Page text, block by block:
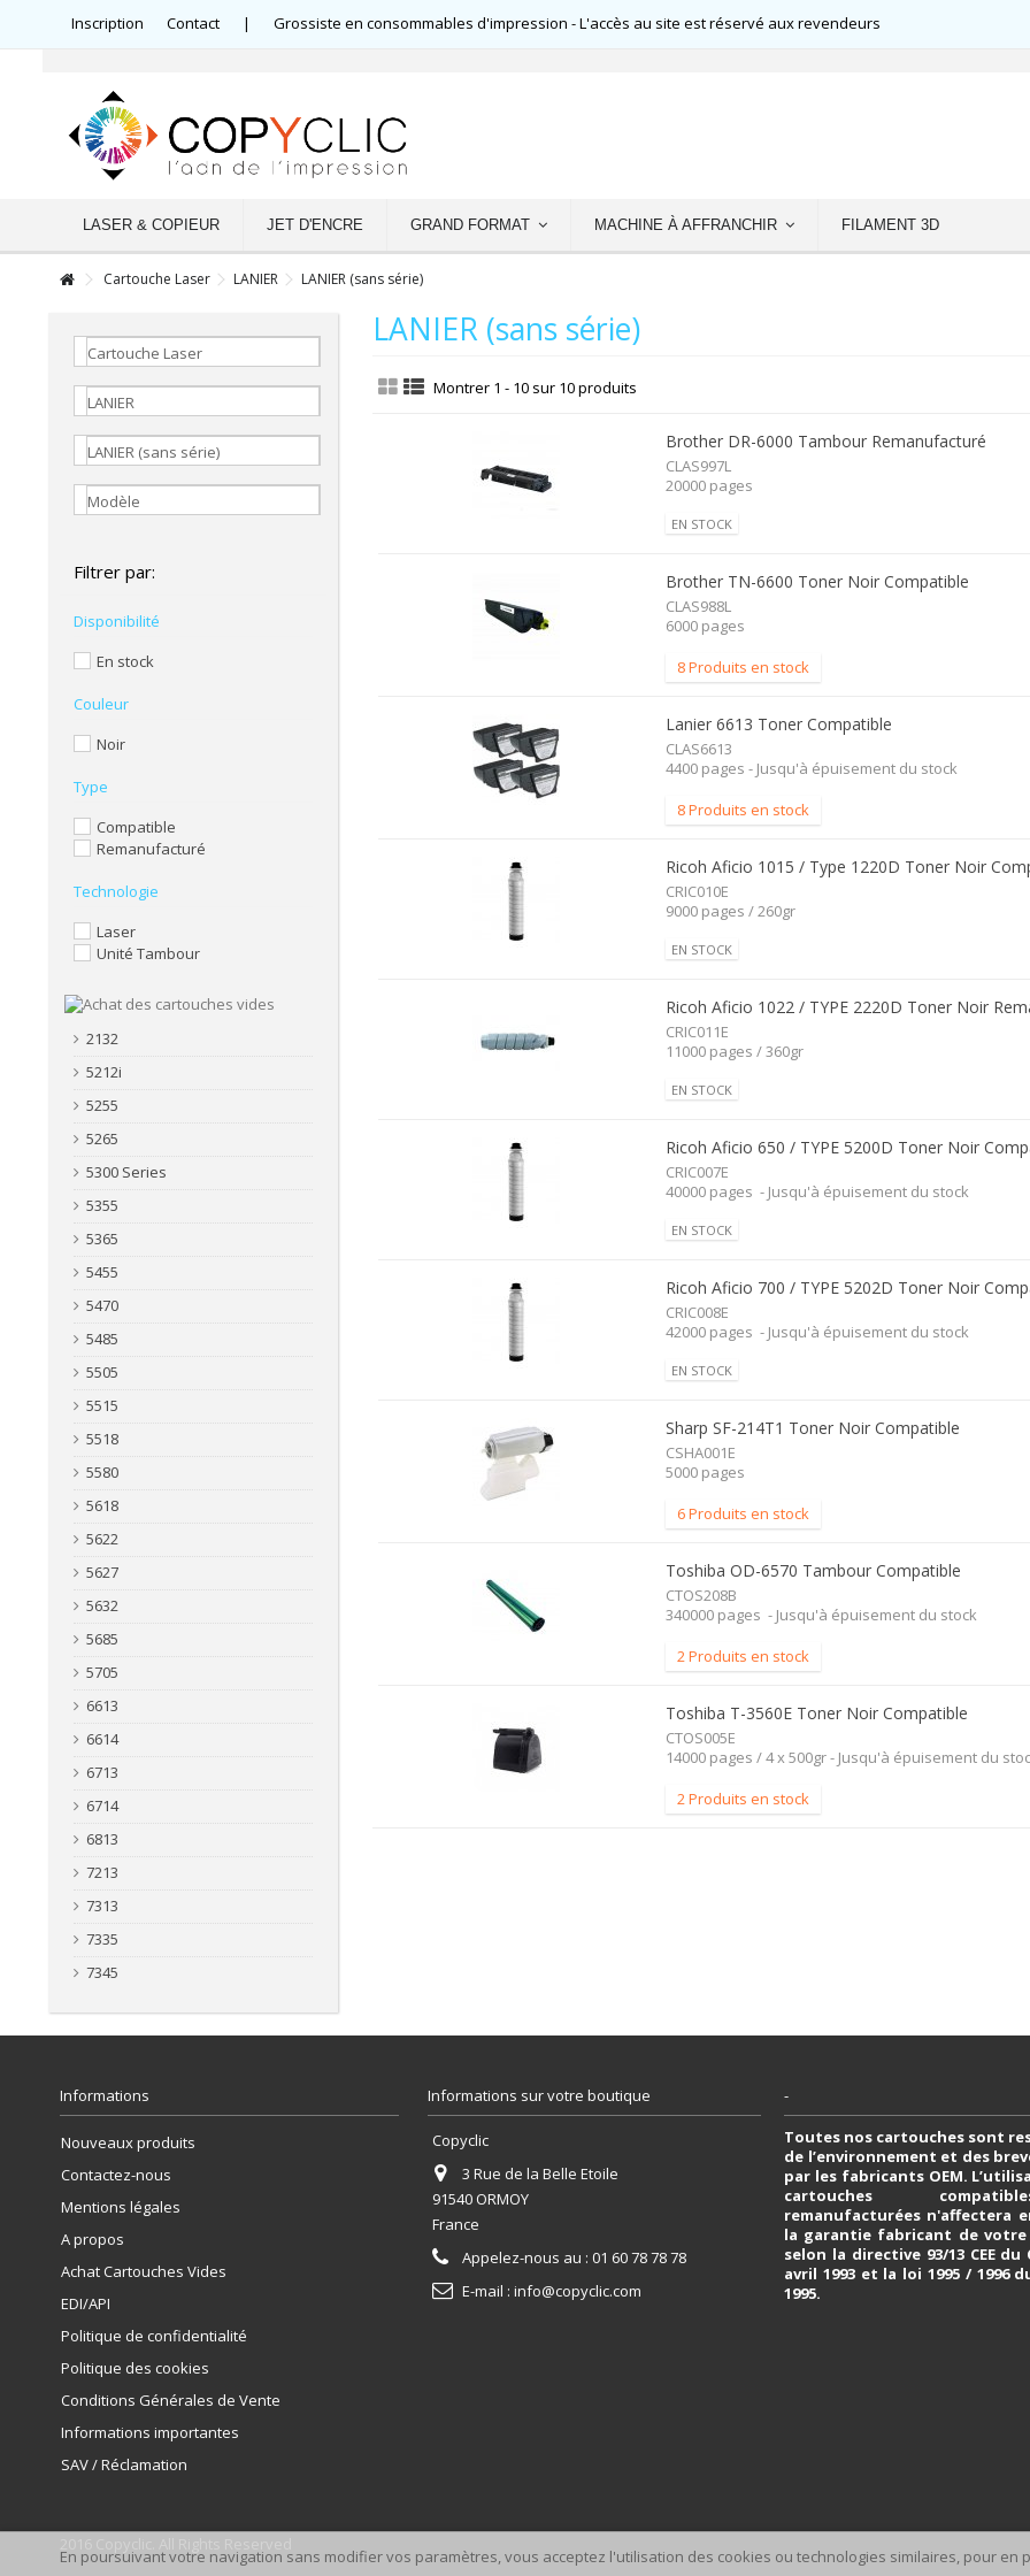
Inscription Contact | Grossiste en consommables d'impression - L'accès au site est réservé aux revendeurs
LASER & COPIEUR JET D'ENCRE GRAND FORMAT MACHINE À AFFRANCHIR FILAMENT 3D
Cartouche Laser LANIER LANIER (sans série)
Cartouche Laser
LANIER
LANIER (sans série)
Modèle
Filtrer par:
Disponibilité
En stock
Couleur
Noir
Type
Compatible
Remanufacturé
Technologie
Laser
Unité Tambour
2132
5212i
5255
5265
5300 Series
5355
5365
5455
5470
5485
5505
5515
5518
5580
5618
5622
5627
5632
5685
5705
6613
6614
6713
6714
6813
7213
7313
7335
7345
LANIER (sans série)
Montrer 1 - 10 sur 10 produits
Brother DR-6000 Tambour Remanufacturé
CLAS997L
20000 pages
EN STOCK
Brother TN-6600 Toner Noir Compatible
CLAS988L
6000 pages
8 Produits en stock
Lanier 6613 Toner Compatible
CLAS6613
4400 pages - Jusqu'à épuisement du stock
8 Produits en stock
Ricoh Aficio 1015 / Type 1220D Toner Noir
CRIC010E
9000 pages / 260gr
EN STOCK
Ricoh Aficio 1022 / TYPE 2220D Toner Noir
CRIC011E
11000 pages / 360gr
EN STOCK
Ricoh Aficio 650 / TYPE 5200D Toner Noir
CRIC007E
40000 pages - Jusqu'à épuisement du stock
EN STOCK
Ricoh Aficio 700 / TYPE 5202D Toner Noir
CRIC008E
42000 pages - Jusqu'à épuisement du stock
EN STOCK
Sharp SF-214T1 Toner Noir Compatible
CSHA001E
5000 pages
6 Produits en stock
Toshiba OD-6570 Tambour Compatible
CTOS208B
340000 pages - Jusqu'à épuisement du stock
2 Produits en stock
Toshiba T-3560E Toner Noir Compatible
CTOS005E
14000 pages / 4 x 500gr - Jusqu'à épuisement du
2 Produits en stock
Informations
Nouveaux produits
Contactez-nous
Mentions légales
A propos
Achat Cartouches Vides
EDI/API
Politique de confidentialité
Politique des cookies
Conditions Générales de Vente
Informations importantes
SAV / Réclamation
Informations sur votre boutique
Copyclic
3 Rue de la Belle Etoile
91540 ORMOY
France
Appelez-nous au : 01 60 78 78 78
E-mail : info@copyclic.com
-
Toutes nos cartouches sont
de l’environnement et des
par les fabricants OEM.
cartouches
remanufacturées n'affectera
la garantie fabricant de votre
selon la directive 93/13 CEE du
avril 1993 et la loi 1995 / 1996
1995.
En poursuivant votre navigation sans modifier vos paramètres, vous acceptez l'utilisation des cookies ou technologies similaires, pour en